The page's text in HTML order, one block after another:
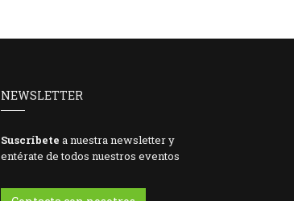
NEWSLETTER
Suscríbete a nuestra newsletter y
entérate de todos nuestros eventos